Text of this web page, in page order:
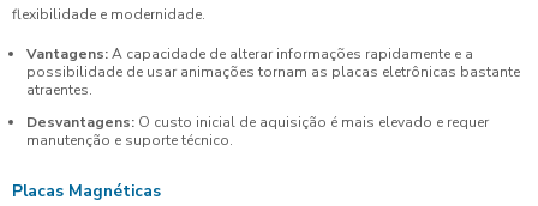
flexibilidade e modernidade.
Vantagens:A capacidade de alterar informações rapidamente e a
possibilidade de usar animações tornam as placas eletrônicas bastante
atraentes.
Desvantagens: O custo inicial de aquisição é mais elevado e requer
manutenção e suporte técnico.
Placas Magnéticas